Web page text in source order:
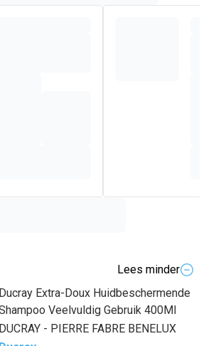
Lees minder
Ducray Extra-Doux Huidbeschermende
Veelvuldig Gebruik 400Ml
DUCRAY - PIERRE FABRE BENELUX